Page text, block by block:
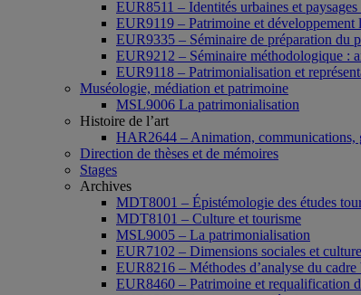
EUR8511 – Identités urbaines et
EUR9119 – Patrimoine et développement
EUR9335 – Séminaire de préparation du
EUR9212 – Séminaire méthodologique :
EUR9118 – Patrimonialisation et
Muséologie, médiation et patrimoine
MSL9006 La patrimonialisation
Histoire de l’art
HAR2644 – Animation, communications,
Direction de thèses et de mémoires
Stages
Archives
MDT8001 – Épistémologie des études
MDT8101 – Culture et tourisme
MSL9005 – La patrimonialisation
EUR7102 – Dimensions sociales et
EUR8216 – Méthodes d’analyse du cadre
EUR8460 – Patrimoine et requalification